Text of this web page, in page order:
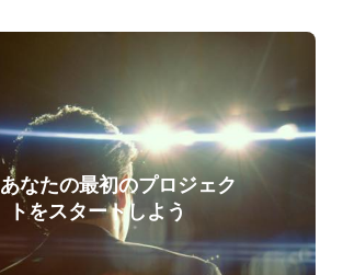
あなたの最初のプロジェク
トをスタートしよう